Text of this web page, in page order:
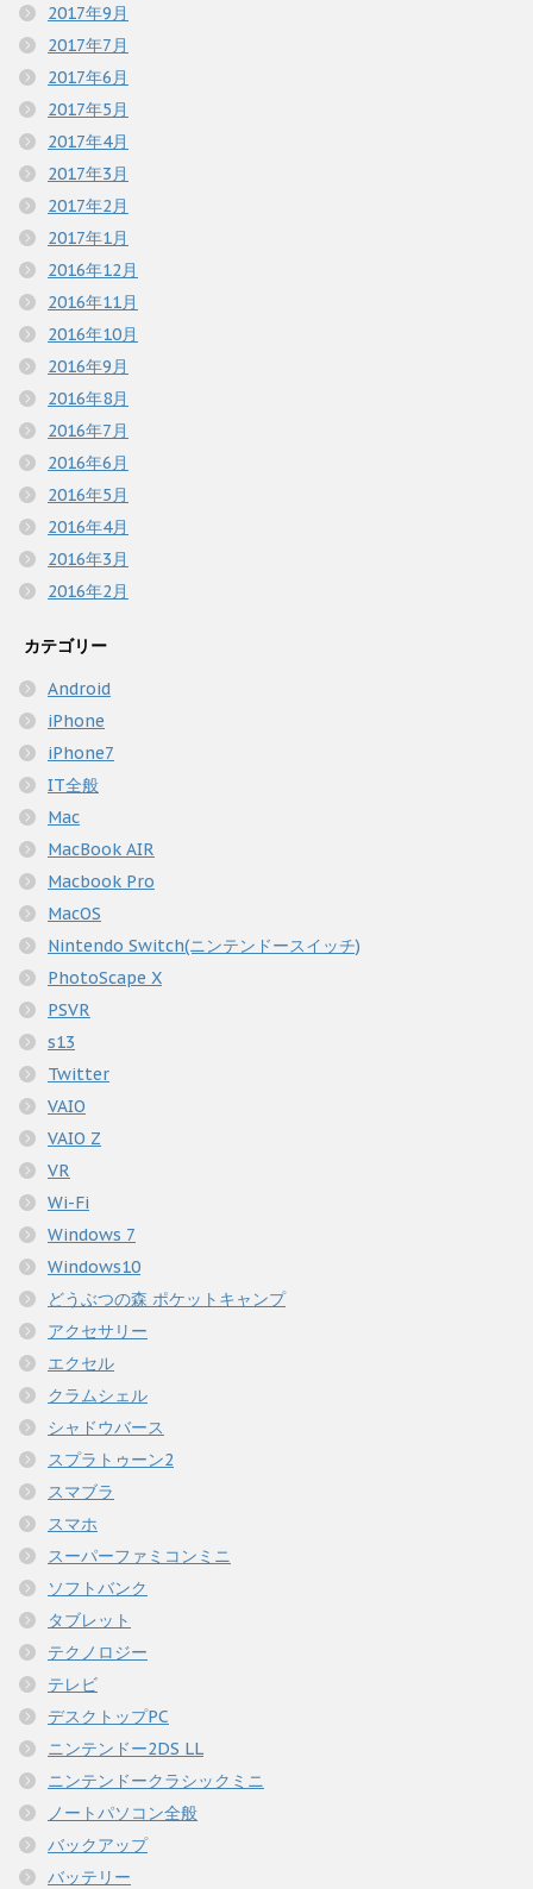
2017年9月
2017年7月
2017年6月
2017年5月
2017年4月
2017年3月
2017年2月
2017年1月
2016年12月
2016年11月
2016年10月
2016年9月
2016年8月
2016年7月
2016年6月
2016年5月
2016年4月
2016年3月
2016年2月
カテゴリー
Android
iPhone
iPhone7
IT全般
Mac
MacBook AIR
Macbook Pro
MacOS
Nintendo Switch(ニンテンドースイッチ)
PhotoScape X
PSVR
s13
Twitter
VAIO
VAIO Z
VR
Wi-Fi
Windows 7
Windows10
どうぶつの森 ポケットキャンプ
アクセサリー
エクセル
クラムシェル
シャドウバース
スプラトゥーン2
スマブラ
スマホ
スーパーファミコンミニ
ソフトバンク
タブレット
テクノロジー
テレビ
デスクトップPC
ニンテンドー2DS LL
ニンテンドークラシックミニ
ノートパソコン全般
バックアップ
バッテリー